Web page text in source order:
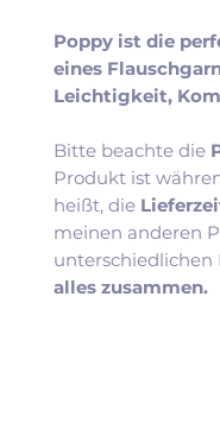
Poppy ist die
eines
Leichtigkeit,
Bitte beachte die
Produkt ist
heißt, die
meinen anderen
unterschiedlichen
alles zusammen.